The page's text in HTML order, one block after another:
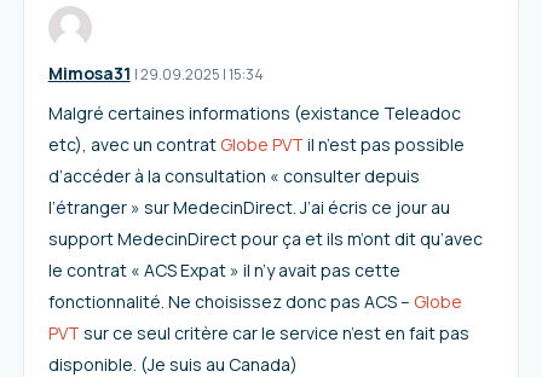
Mimosa31 I29.09.2025 |15:34
Malgré certaines informations (existance Teleadoc
etc), avec un contrat Globe PVT il n’est pas possible
d’accéder à la consultation « consulter depuis
l’étranger » sur MedecinDirect. J’ai écris ce jour au
support MedecinDirect pour ça et ils m’ont dit qu’avec
le contrat « ACS Expat » il n’y avait pas cette
fonctionnalité. Ne choisissez donc pas ACS – Globe
PVT sur ce seul critère car le service n’est en fait pas
disponible. (Je suis au Canada)